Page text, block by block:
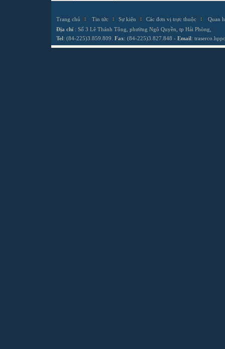
Trang chủ Tin tức Sự kiện Các đơn vị trực thuộc
Quan
Địa chỉ : Số 3 Lê Thánh Tông, phường Ngô Quyền, tp Hải Phòng,
Tel: (84-225)3.859.809. Fax: (84-225)3.827.848 - Email: